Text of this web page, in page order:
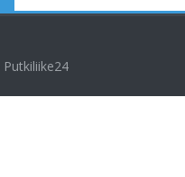
Putkiliike24